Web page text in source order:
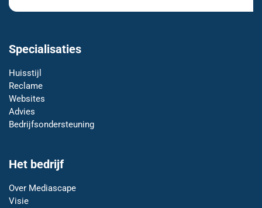
Specialisaties
Huisstijl
Reclame
Websites
Advies
Bedrijfsondersteuning
Het bedrijf
Over Mediascape
Visie